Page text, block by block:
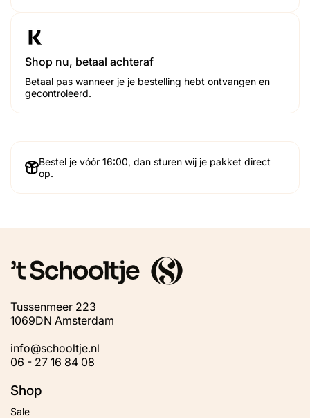
Shop nu, betaal achteraf
Betaal pas wanneer je je bestelling hebt ontvangen en
gecontroleerd.
Bestel je vóór 16:00, dan sturen wij je pakket direct
op.
Tussenmeer 223
1069DN Amsterdam
info@schooltje.nl
06 - 27 16 84 08
Shop
Sale